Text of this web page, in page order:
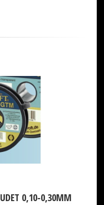
0,10-0,30MM